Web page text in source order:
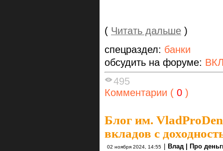
( Читать дальше )
спецраздел: банки
обсудить на форуме:
495
Комментарии ( 0 )
Блог им.
вкладов с
02 ноября 2024, 14:55 Влад | Про